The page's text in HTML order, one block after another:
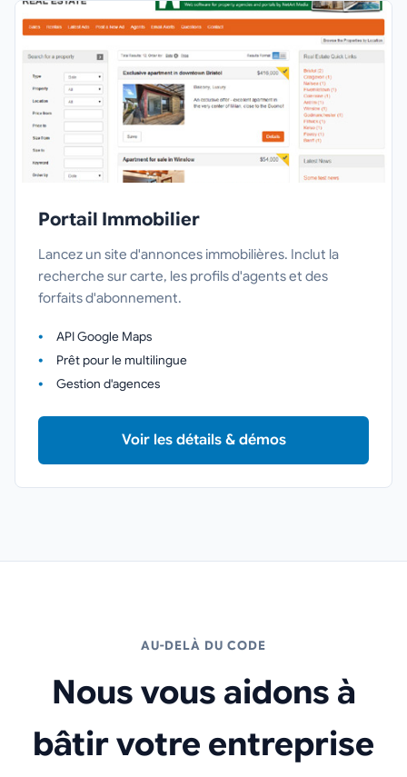
Portail Immobilier
Lancez un site d'annonces immobilières. Inclut la
recherche sur carte, les profils d'agents et des
forfaits d'abonnement.
API Google Maps
Prêt pour le multilingue
Gestion d'agences
Voir les détails & démos
AU-DELÀ DU CODE
Nous vous aidons à
bâtir votre entreprise